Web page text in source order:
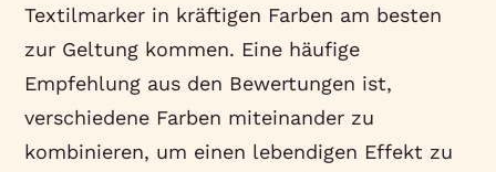
Textilmarker in kräftigen Farben am besten
zur Geltung kommen. Eine häufige
Empfehlung aus den Bewertungen ist,
verschiedene Farben miteinander zu
kombinieren, um einen lebendigen Effekt zu